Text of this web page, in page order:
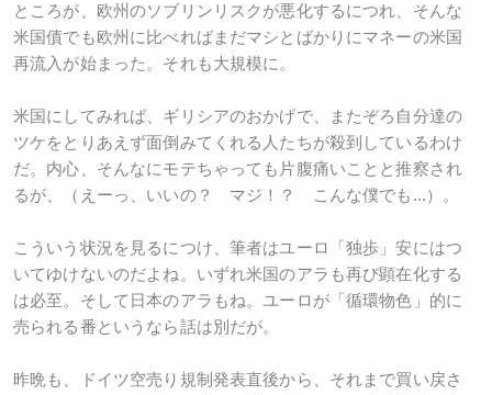
ところが、欧州のソブリンリスクが悪化するにつれ、そんな
米国債でも欧州に比べればまだマシとばかりにマネーの米国
再流入が始まった。それも大規模に。
米国にしてみれば、ギリシアのおかげで、またぞろ自分達の
ツケをとりあえず面倒みてくれる人たちが殺到しているわけ
だ。内心、そんなにモテちゃっても片腹痛いことと推察され
るが、（えーっ、いいの？ マジ！？ こんな僕でも...）。
こういう状況を見るにつけ、筆者はユーロ「独歩」安にはつ
いてゆけないのだよね。いずれ米国のアラも再び顕在化する
は必至。そして日本のアラもね。ユーロが「循環物色」的に
売られる番というなら話は別だが。
昨晩も、ドイツ空売り規制発表直後から、それまで買い戻さ